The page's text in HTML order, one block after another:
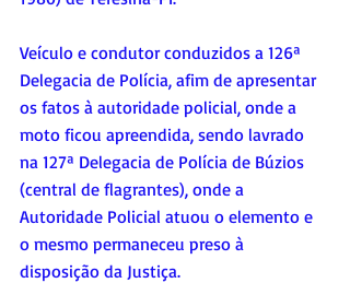
Veículo e condutor conduzidos a 126ª
Delegacia de Polícia, afim de apresentar
os fatos à autoridade policial, onde a
moto ficou apreendida, sendo lavrado
na 127ª Delegacia de Polícia de Búzios
(central de flagrantes), onde a
Autoridade Policial atuou o elemento e
o mesmo permaneceu preso à
disposição da Justiça.